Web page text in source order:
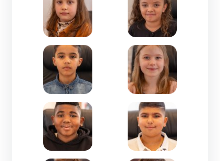
Zoom de l'image El Bachir BENTEGGAR-CE2-Les
Zoom de l'image Eva
Zoom de l'image Fayel SAÏDI-CM2-Jules Ferry
Zoom de l'image Galust